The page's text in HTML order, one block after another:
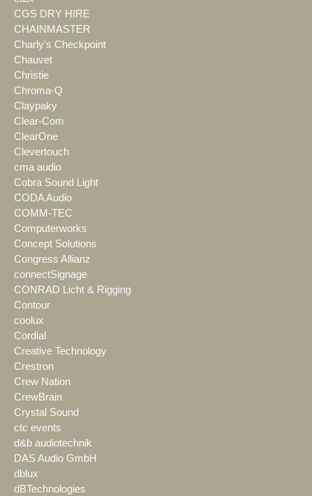
CGS DRY HIRE
CHAINMASTER
Charly's Checkpoint
Chauvet
Christie
Chroma-Q
Claypaky
Clear-Com
ClearOne
Clevertouch
cma audio
Cobra Sound Light
CODA Audio
COMM-TEC
Computerworks
Concept Solutions
Congress Allianz
connectSignage
CONRAD Licht & Rigging
Contour
coolux
Cordial
Creative Technology
Crestron
Crew Nation
CrewBrain
Crystal Sound
ctc events
d&b audiotechnik
DAS Audio GmbH
dblux
dBTechnologies